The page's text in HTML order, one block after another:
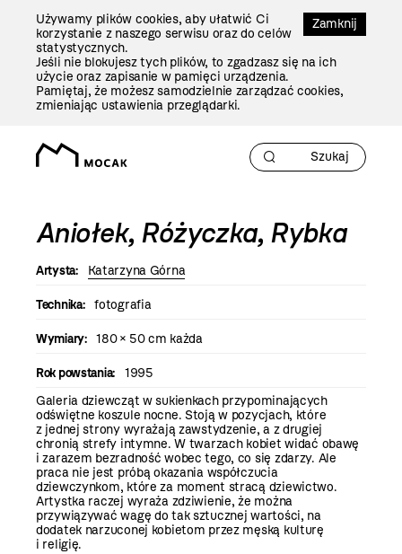
Zamknij
Używamy plików cookies, aby ułatwić Ci
korzystanie z naszego serwisu oraz do celów
statystycznych.
Jeśli nie blokujesz tych plików, to zgadzasz się na ich
użycie oraz zapisanie w pamięci urządzenia.
Pamiętaj, że możesz samodzielnie zarządzać cookies,
zmieniając ustawienia przeglądarki.
Aniołek, Różyczka, Rybka
Artysta: Katarzyna Górna
Technika: fotografia
Wymiary: 180 × 50 cm każda
Rok powstania:
1995
Galeria dziewcząt w sukienkach przypominających
odświętne koszule nocne. Stoją w pozycjach, które
z jednej strony wyrażają zawstydzenie, a z drugiej
chronią strefy intymne. W twarzach kobiet widać obawę
i zarazem bezradność wobec tego, co się zdarzy. Ale
praca nie jest próbą okazania współczucia
dziewczynkom, które za moment stracą dziewictwo.
Artystka raczej wyraża zdziwienie, że można
przywiązywać wagę do tak sztucznej wartości, na
dodatek narzuconej kobietom przez męską kulturę
i religię.